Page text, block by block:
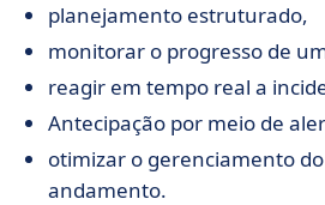
planejamento estruturado,
monitorar o progresso de
reagir em tempo real a
Antecipação por meio de
otimizar o gerenciamento
andamento.